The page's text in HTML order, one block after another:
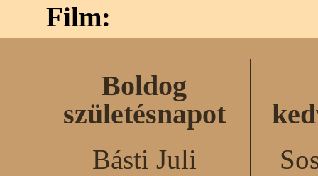
Film:
Boldog
születésnapot
Básti Juli